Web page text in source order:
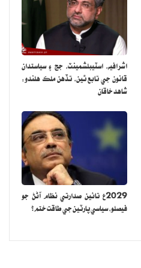
اشرافيه، اسٽيبلشمينٽ، جج ۽ سياستدان
قانون جي تابع ٿين، تڏهن ملڪ هلندو:
شاهد خاقان
2029ع تائين صدارتي نظام آڻڻ جو
فيصلو، سياسي پارٽين جي طاقت ختم؟